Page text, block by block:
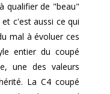
qualifier de "beau"
c'est aussi ce qui
mal à évoluer ces
entier du coupé
une des valeurs
La C4 coupé